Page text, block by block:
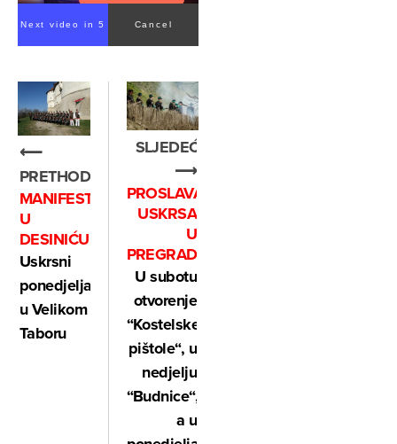
Next video in 4 Cancel
⟵
PRETHODNO
MANIFESTACIJA
U
DESINIĆU
Uskrsni
ponedjeljak
u Velikom
Taboru
SLJEDEĆE
⟶
PROSLAVA
USKRSA
U
PREGRADI
U subotu
otvorenje
“Kostelske
pištole“, u
nedjelju
“Budnice“,
a u